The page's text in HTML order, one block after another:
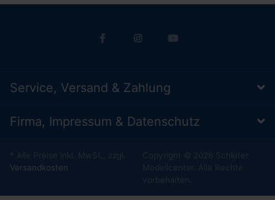
Service, Versand & Zahlung
Firma, Impressum & Datenschutz
* Alle Preise inkl. MwSt., zzgl.
Versandkosten
Copyright © 2026 Schlüter
Modellcenter. Alle Rechte
vorbehalten.